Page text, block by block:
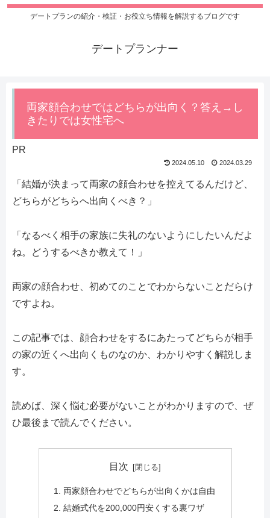
デートプランの紹介・検証・お役立ち情報を解説するブログです
デートプランナー
両家顔合わせではどちらが出向く？答え→し
きたりでは女性宅へ
PR
2024.05.10 2024.03.29
「結婚が決まって両家の顔合わせを控えてるんだけど、
どちらがどちらへ出向くべき？」
「なるべく相手の家族に失礼のないようにしたいんだよ
ね。どうするべきか教えて！」
両家の顔合わせ、初めてのことでわからないことだらけ
ですよね。
この記事では、顔合わせをするにあたってどちらが相手
の家の近くへ出向くものなのか、わかりやすく解説しま
す。
読めば、深く悩む必要がないことがわかりますので、ぜ
ひ最後まで読んでください。
目次
両家顔合わせでどちらが出向くかは自由
結婚式代を200,000円安くする裏ワザ